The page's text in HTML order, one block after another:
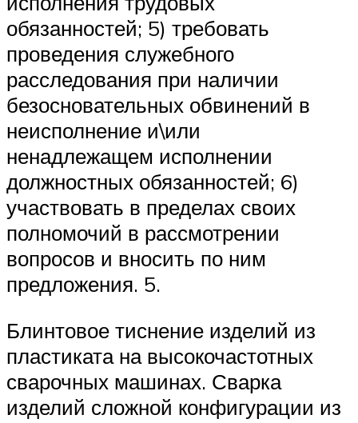
обязанностей; 5) требовать
проведения служебного
расследования при наличии
безосновательных обвинений в
неисполнение и\или
ненадлежащем исполнении
должностных обязанностей; 6)
участвовать в пределах своих
полномочий в рассмотрении
вопросов и вносить по ним
предложения. 5.
Блинтовое тиснение изделий из
пластиката на высокочастотных
сварочных машинах. Сварка
изделий сложной конфигурации из